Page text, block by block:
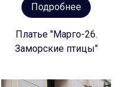
Подробнее
Платье "Марго-26.
Заморские птицы"